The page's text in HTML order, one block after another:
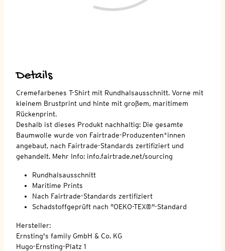
Details
Cremefarbenes T-Shirt mit Rundhalsausschnitt. Vorne mit
kleinem Brustprint und hinte mit großem, maritimem
Rückenprint.
Deshalb ist dieses Produkt nachhaltig: Die gesamte
Baumwolle wurde von Fairtrade-Produzenten*innen
angebaut, nach Fairtrade-Standards zertifiziert und
gehandelt. Mehr Info: info.fairtrade.net/sourcing
Rundhalsausschnitt
Maritime Prints
Nach Fairtrade-Standards zertifiziert
Schadstoffgeprüft nach "OEKO-TEX®"-Standard
Hersteller:
Ernsting's family GmbH & Co. KG
Hugo-Ernsting-Platz 1